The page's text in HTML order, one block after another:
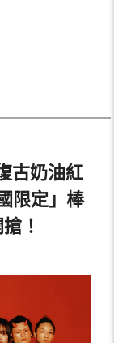
古奶油紅
限定」棒
！